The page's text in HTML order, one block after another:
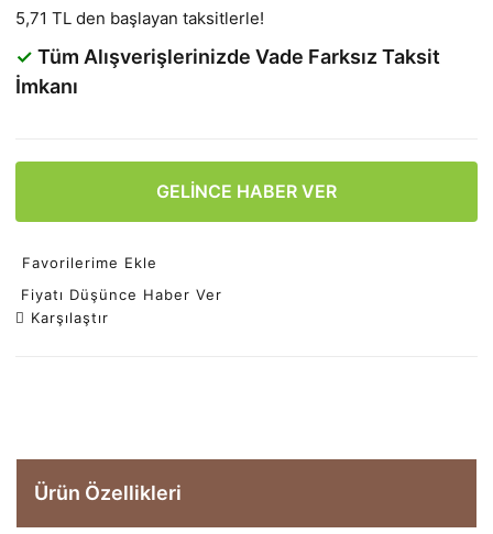
5,71 TL den başlayan taksitlerle!
✓ Tüm Alışverişlerinizde Vade Farksız Taksit
İmkanı
GELİNCE HABER VER
Favorilerime Ekle
Fiyatı Düşünce Haber Ver
Karşılaştır
Ürün Özellikleri